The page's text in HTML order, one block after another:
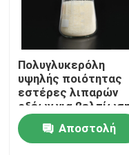
E471
Φυσικοί
Πολυγλυκερόλη
υψηλής ποιότητας
εστέρες λιπαρών
οξέων για βελτίωση
της υφής με
γαλακτοποίηση
Αποστολή